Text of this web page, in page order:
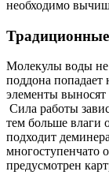
необходимо
Молекулы воды не
поддона
элементы
Сила работы
тем больше влаги
подходит
многоступенчато
предусмотрен